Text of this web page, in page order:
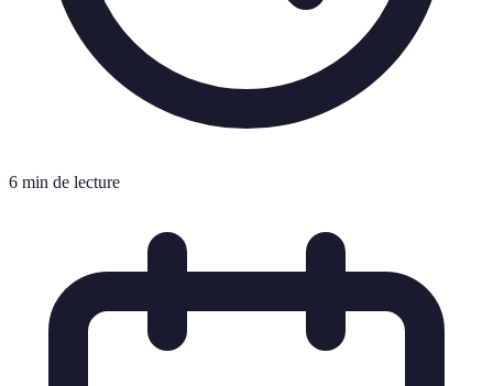
6 min de lecture